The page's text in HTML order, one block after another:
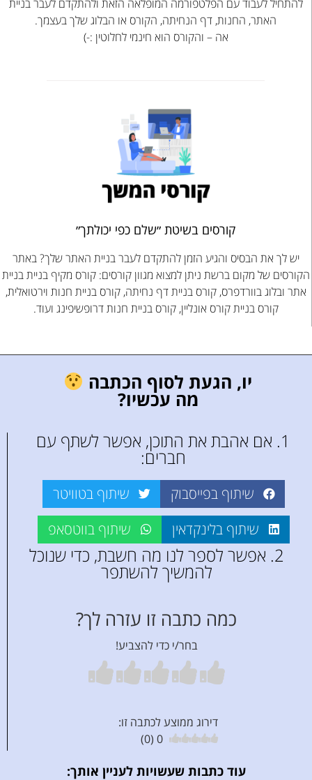
להתחיל לעבוד עם הפלטפורמה המופלאה הזאת ולהתקדם לעבר בניית
האתר, החנות, דף הנחיתה, הקורס או הבלוג שלך בעצמך.
אה – והקורס הוא חינמי לחלוטין :-)
קורסים בשיטת ״שלם כפי יכולתך״
יש לך את הבסיס והגיע הזמן להתקדם לעבר בניית האתר שלך? באתר
הקורסים של מקום ברשת ניתן למצוא מגוון קורסים: קורס מקיף בניית בניית
אתר ובלוג בוורדפרס, קורס בניית דף נחיתה, קורס בניית חנות וירטואלית,
קורס בניית קורס אונליין, קורס בניית חנות דרופשיפינג ועוד.
יו, הגעת לסוף הכתבה
מה עכשיו?
1. אם אהבת את התוכן, אפשר לשתף עם
חברים:
שיתוף בפייסבוק
שיתוף בטוויטר
שיתוף בלינקדאין
שיתוף בווטסאפ
2. אפשר לספר לנו מה חשבת, כדי שנוכל
להמשיך להשתפר
כמה כתבה זו עזרה לך?
בחר/י כדי להצביע!
דירוג ממוצע לכתבה זו:
0
(
0
)
עוד כתבות שעשויות לעניין אותך: